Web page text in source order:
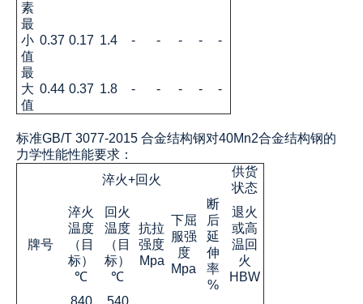
素
最
小
值
0.37 0.17 1.4 - - - - -
最
大
值
0.44 0.37 1.8 - - - - -
标准GB/T 3077-2015 合金结构钢对40Mn2合金结构钢的
力学性能性能要求：
淬火+回火
供货
状态
牌号
淬火
温度
（目
标）
℃
回火
温度
（目
标）
℃
抗拉
强度
Mpa
下屈
服强
度
Mpa
断
后
延
伸
率
%
退火
或高
温回
火
HBW